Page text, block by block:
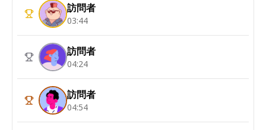
訪問者
03:44
訪問者
04:24
訪問者
04:54